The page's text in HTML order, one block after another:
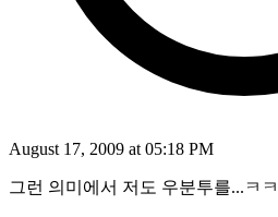
August 17, 2009 at 05:18 PM
그런 의미에서 저도 우분투를...ㅋㅋ